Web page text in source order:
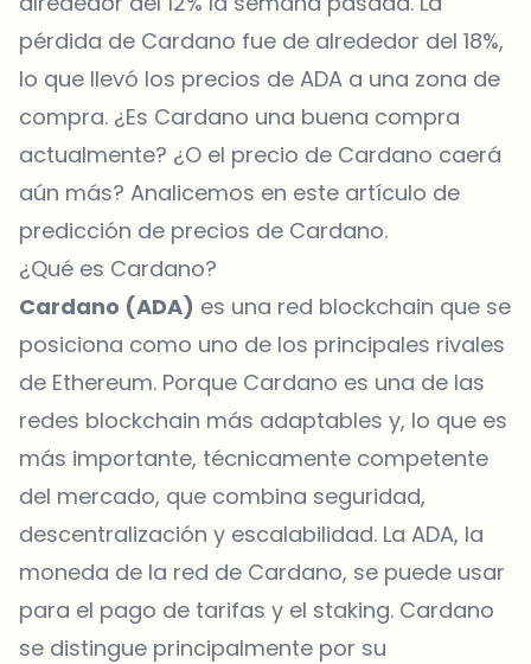
pérdida de Cardano fue de alrededor del 18%,
lo que llevó los precios de ADA a una zona de
compra. ¿Es Cardano una buena compra
actualmente? ¿O el precio de Cardano caerá
aún más? Analicemos en este artículo de
predicción de precios de Cardano.
¿Qué es Cardano?
Cardano (ADA) es una red blockchain que se
posiciona como uno de los principales rivales
de Ethereum. Porque Cardano es una de las
redes blockchain más adaptables y, lo que es
más importante, técnicamente competente
del mercado, que combina seguridad,
descentralización y escalabilidad. La ADA, la
moneda de la red de Cardano, se puede usar
para el pago de tarifas y el staking. Cardano
se distingue principalmente por su